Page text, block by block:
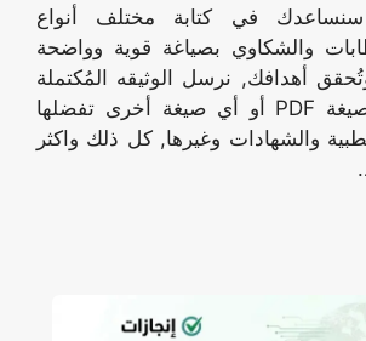
سنساعدك في كتابة مختلف أنواع
والشكاوي بصياغة قوية وواضحة
أهدافك, نرسل الوثيقه المُكتملة
عبر الواتساب بصيغة PDF أو أي صيغة أخرى تفضلها
والشهادات وغيرها, كل ذلك واكثر